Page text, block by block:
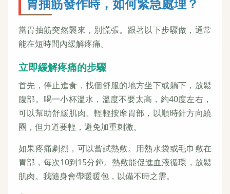
胃抽筋發作時，如何緊急處理？
當胃抽筋突然襲來，別慌張。跟著以下步驟做，通常
能在短時間內緩解疼痛。
立即緩解疼痛的步驟
首先，停止進食，找個舒服的地方坐下或躺下，放鬆
腹部。喝一小杯溫水，溫度不要太高，約40度左右，
可以幫助舒緩肌肉。輕輕按摩胃部，以順時針方向繞
圈，但力道要輕，避免加重刺激。
如果疼痛劇烈，可以嘗試熱敷。用熱水袋或毛巾敷在
胃部，每次10到15分鐘。熱敷能促進血液循環，放鬆
肌肉。我隨身會帶暖暖包，以備不時之需。